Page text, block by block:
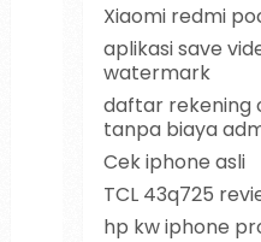
Xiaomi redmi
aplikasi save
watermark
daftar rekening
tanpa biaya
Cek iphone asli
TCL 43q725
hp kw iphone